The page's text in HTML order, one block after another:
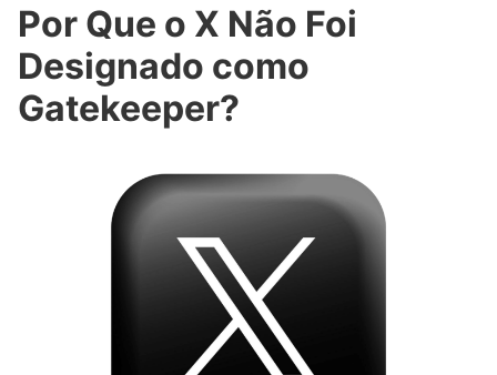
Por Que o X Não Foi
Designado como
Gatekeeper?